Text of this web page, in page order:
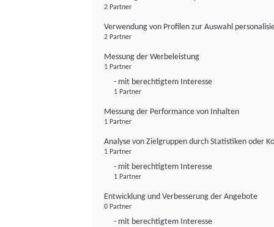
2 Partner
Verwendung von Profilen zur Auswahl
2 Partner
Messung der Werbeleistung
1 Partner
- mit berechtigtem Interesse
1 Partner
Messung der Performance von Inhalten
1 Partner
Analyse von Zielgruppen durch Statistiken oder
1 Partner
- mit berechtigtem Interesse
1 Partner
Entwicklung und Verbesserung der Angebote
0 Partner
- mit berechtigtem Interesse